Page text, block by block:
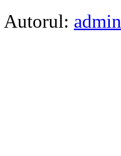
Autorul: admin